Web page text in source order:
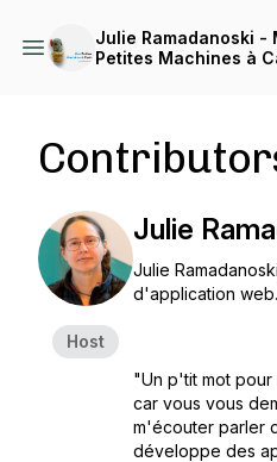
Julie Ramadanoski -
Petites Machines à
Host
Julie
Julie
d'application web.
"Un p'tit mot pour
car vous vous
m'écouter parler
développe des